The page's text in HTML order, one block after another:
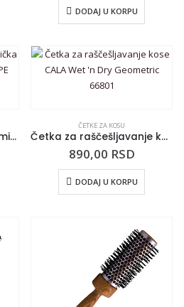
DODAJ U KORPU
Četka za feniranje keramička sa sintetičkim iglicama KIEPE Pure Pink 20mm
ČETKE ZA KOSU
Četka za raščešljavanje kose CALA Wet ‘n Dry Geometric 66801
890,00 RSD
DODAJ U KORPU